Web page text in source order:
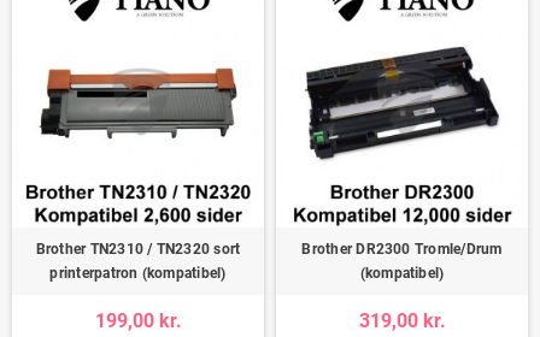
Brother TN2310 / TN2320 sort
printerpatron (kompatibel)
199,00 kr.
Brother DR2300 Tromle/Drum
(kompatibel)
319,00 kr.